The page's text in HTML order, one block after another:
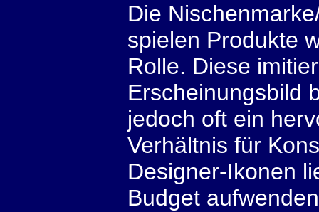
Die
spielen Produkte
Rolle. Diese
Erscheinungsbild
jedoch oft ein
Verhältnis für
Designer-Ikonen
Budget